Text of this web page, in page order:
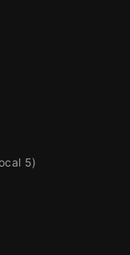
5)